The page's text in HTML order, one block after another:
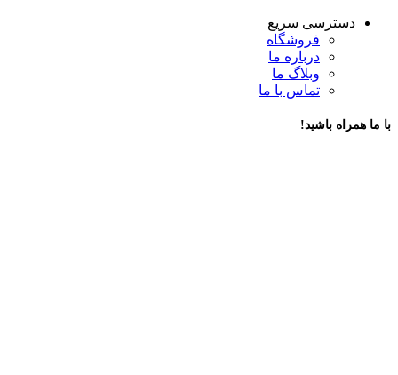
دسترسی سریع
فروشگاه
درباره ما
وبلاگ ما
تماس با ما
با ما همراه باشید!